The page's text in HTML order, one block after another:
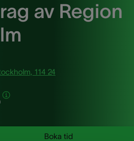
av Region
114 24
Boka tid